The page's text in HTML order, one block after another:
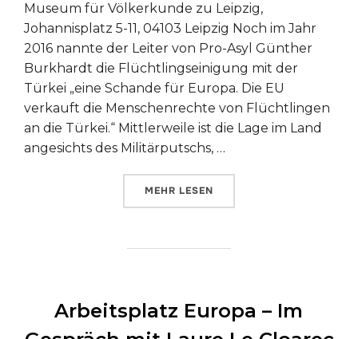
Museum für Völkerkunde zu Leipzig,
Johannisplatz 5-11, 04103 Leipzig Noch im Jahr
2016 nannte der Leiter von Pro-Asyl Günther
Burkhardt die Flüchtlingseinigung mit der
Türkei „eine Schande für Europa. Die EU
verkauft die Menschenrechte von Flüchtlingen
an die Türkei.“ Mittlerweile ist die Lage im Land
angesichts des Militärputschs, …
MEHR ÜBER „FOKUS TÜRKEI –
LESEN
Arbeitsplatz Europa – Im